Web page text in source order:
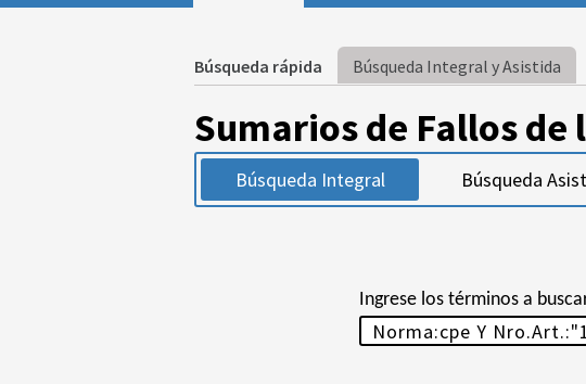
Búsqueda rápida Búsqueda Integral y Asistida
Sumarios de Fallos
Búsqueda Integral Búsqueda
Ingrese los términos a